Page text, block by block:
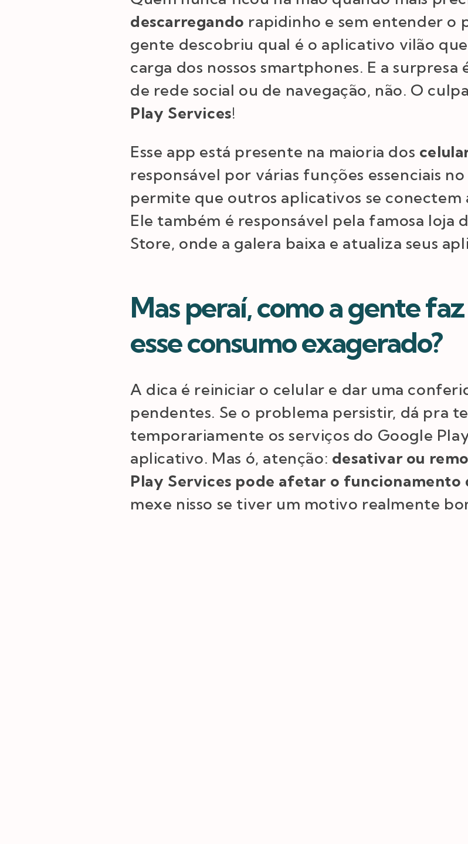
descarregando rapidinho e sem entender o
gente descobriu qual é o aplicativo vilão
carga dos nossos smartphones. E a
de rede social ou de navegação, não. O
Play Services!
Esse app está presente na maioria dos
responsável por várias funções essenciais
permite que outros aplicativos se conectem
Ele também é responsável pela famosa loja
Store, onde a galera baixa e atualiza seus
Mas peraí, como a gente
esse consumo exagerado?
A dica é reiniciar o celular e dar uma
pendentes. Se o problema persistir, dá pra
temporariamente os serviços do Google
aplicativo. Mas ó, atenção: desativar ou
Play Services pode afetar o funcionamento
mexe nisso se tiver um motivo realmente